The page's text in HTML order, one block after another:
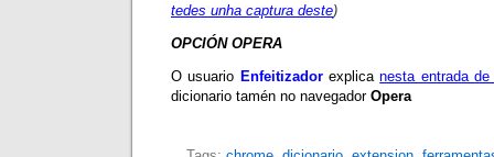
tedes unha captura deste)
OPCIÓN OPERA
O usuario Enfeitizadorexplicanesta entrada de
dicionario tamén no navegador Opera